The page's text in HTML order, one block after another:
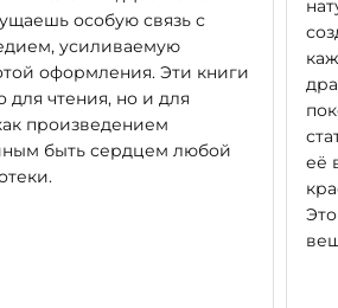
особую связь с
усиливаемую
оформления. Эти книги
для чтения, но и для
произведением
быть сердцем любой
её